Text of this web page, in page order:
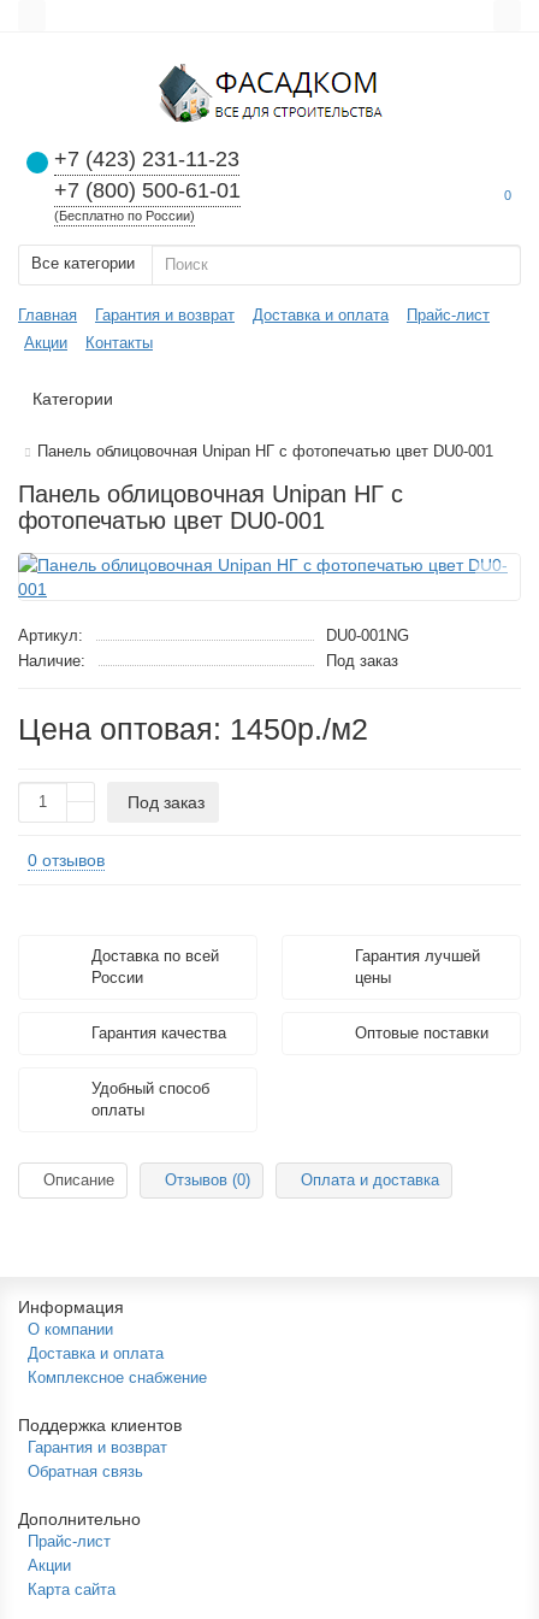
+7 (423) 231-11-23
+7 (800) 500-61-01
(Бесплатно по России)
0
Все категории
Главная Гарантия и возврат Доставка и оплата
Прайс-лист
Акции
Контакты
Категории
Панель облицовочная Unipan НГ с фотопечатью цвет DU0-001
Панель облицовочная Unipan НГ с
фотопечатью цвет DU0-001
Артикул:
DU0-001NG
Наличие:
Под заказ
Цена оптовая: 1450р./м2
Под заказ
0 отзывов
Доставка по всей
России
Гарантия лучшей
цены
Гарантия качества Оптовые поставки
Удобный способ
оплаты
Описание Отзывов (0) Оплата и доставка
Информация
О компании
Доставка и оплата
Комплексное снабжение
Поддержка клиентов
Гарантия и возврат
Обратная связь
Дополнительно
Прайс-лист
Акции
Карта сайта